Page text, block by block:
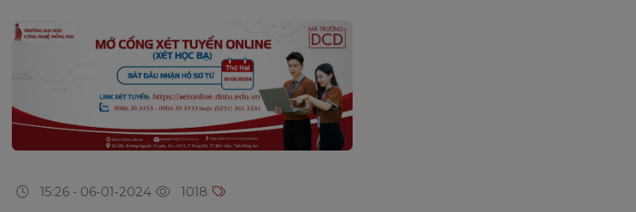
15:26 - 06-01-2024 1018